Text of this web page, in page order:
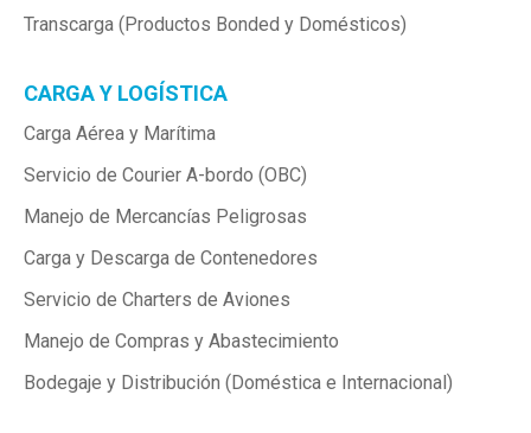
Transcarga (Productos Bonded y Domésticos)
CARGA Y LOGÍSTICA
Carga Aérea y Marítima
Servicio de Courier A-bordo (OBC)
Manejo de Mercancías Peligrosas
Carga y Descarga de Contenedores
Servicio de Charters de Aviones
Manejo de Compras y Abastecimiento
Bodegaje y Distribución (Doméstica e Internacional)